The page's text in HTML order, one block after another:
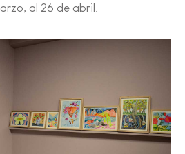
al 26 de abril.